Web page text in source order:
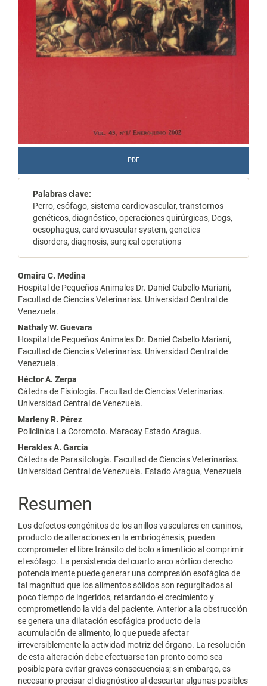
PDF
Palabras clave:
Perro, esófago, sistema cardiovascular, transtornos
genéticos, diagnóstico, operaciones quirúrgicas, Dogs,
oesophagus, cardiovascular system, genetics
disorders, diagnosis, surgical operations
Contenido
principal
del
artículo
Omaira C. Medina
Hospital de Pequeños Animales Dr. Daniel Cabello Mariani,
Facultad de Ciencias Veterinarias. Universidad Central de
Venezuela.
Nathaly W. Guevara
Hospital de Pequeños Animales Dr. Daniel Cabello Mariani,
Facultad de Ciencias Veterinarias. Universidad Central de
Venezuela.
Héctor A. Zerpa
Cátedra de Fisiología. Facultad de Ciencias Veterinarias.
Universidad Central de Venezuela.
Marleny R. Pérez
Policlínica La Coromoto. Maracay Estado Aragua.
Herakles A. García
Cátedra de Parasitología. Facultad de Ciencias Veterinarias.
Universidad Central de Venezuela. Estado Aragua, Venezuela
Resumen
Los defectos congénitos de los anillos vasculares en caninos,
producto de alteraciones en la embriogénesis, pueden
comprometer el libre tránsito del bolo alimenticio al comprimir
el esófago. La persistencia del cuarto arco aórtico derecho
potencialmente puede generar una compresión esofágica de
tal magnitud que los alimentos sólidos son regurgitados al
poco tiempo de ingeridos, retardando el crecimiento y
comprometiendo la vida del paciente. Anterior a la obstrucción
se genera una dilatación esofágica producto de la
acumulación de alimento, lo que puede afectar
irreversiblemente la actividad motriz del órgano. La resolución
de esta alteración debe efectuarse tan pronto como sea
posible para evitar graves consecuencias; sin embargo, es
necesario precisar el diagnóstico al descartar algunas posibles